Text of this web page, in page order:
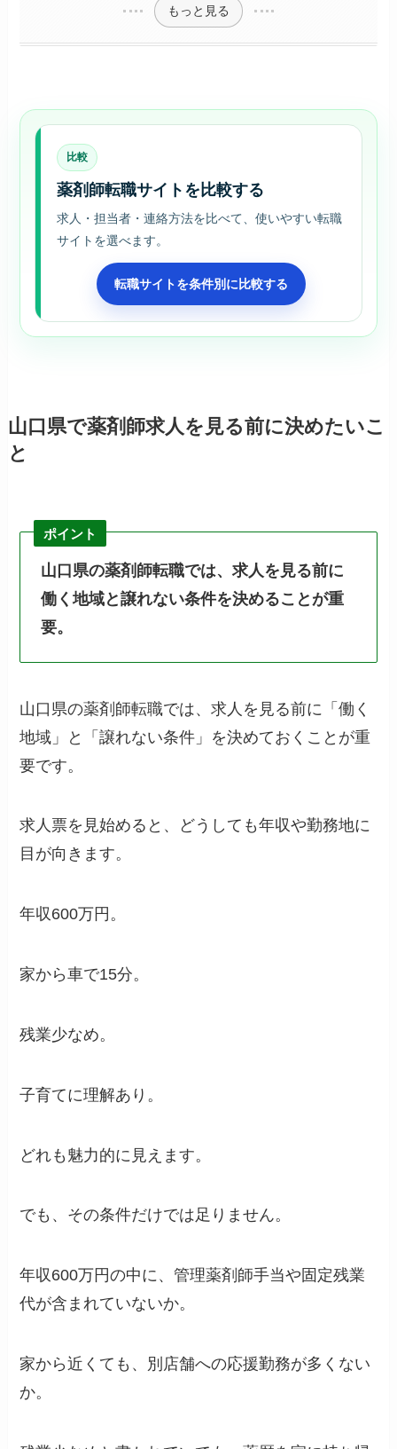
もっと見る
比較
薬剤師転職サイトを比較する
求人・担当者・連絡方法を比べて、使いやすい転職
サイトを選べます。
転職サイトを条件別に比較する
山口県で薬剤師求人を見る前に決めたいこ
と
ポイント
山口県の薬剤師転職では、求人を見る前に
働く地域と譲れない条件を決めることが重
要。
山口県の薬剤師転職では、求人を見る前に「働く
地域」と「譲れない条件」を決めておくことが重
要です。
求人票を見始めると、どうしても年収や勤務地に
目が向きます。
年収600万円。
家から車で15分。
残業少なめ。
子育てに理解あり。
どれも魅力的に見えます。
でも、その条件だけでは足りません。
年収600万円の中に、管理薬剤師手当や固定残業
代が含まれていないか。
家から近くても、別店舗への応援勤務が多くない
か。